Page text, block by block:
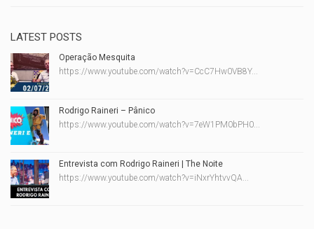
LATEST POSTS
Operação Mesquita
https://www.youtube.com/watch?v=CcC7Hw0VB8Y...
Rodrigo Raineri – Pânico
https://www.youtube.com/watch?v=7eW1PM0bPH0...
Entrevista com Rodrigo Raineri | The Noite
https://www.youtube.com/watch?v=iNxrYhtvvQA...